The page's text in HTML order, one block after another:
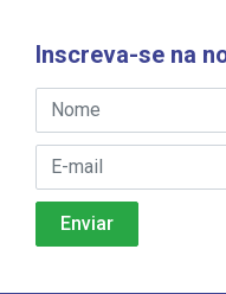
Inscreva-se na